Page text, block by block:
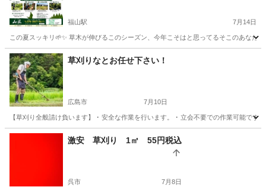
福山駅 7月14日
この夏スッキリ🌱✨ 草木が伸びるこのシーズン、今年こそはと思ってるそこのあな
広島 福山市 福山駅 剪定/造園
草刈りなとお任せ下さい！
広島市 7月10日
【草刈り全般請け負います】 ･ 安全な作業を行います。 ･ 立会不要での作業可能で
広島 広島市 草刈り 草刈
激安 草刈り 1㎡ 55円税込
呉市 7月8日